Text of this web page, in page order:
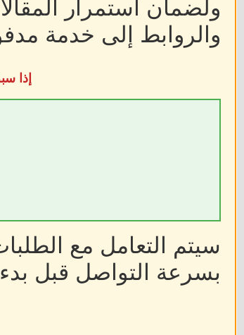
ولضمان استمرار
والروابط إلى خدمة
إذا
سيتم التعامل مع
بسرعة التواصل قبل